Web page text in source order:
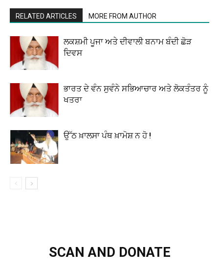
RELATED ARTICLES MORE FROM AUTHOR
ਲਕਸ਼ਮੀ ਪੂਜਾ ਅਤੇ ਦੀਵਾਲੀ ਬਨਾਮ ਬੰਦੀ ਛੋੜ
ਦਿਵਸ
ਭਾਰਤ ਦੇ ਵੰਨ ਸੁਵੰਨੇ ਸਭਿਆਚਾਰ ਅਤੇ ਲੋਕਤੰਤਰ ਨੂੰ
ਖਤਰਾ
ਉੱਠ ਖ਼ਾਲਸਾ ਪੰਥ ਖ਼ਾਮੋਸ਼ ਨ ਹੋ !
SCAN AND DONATE